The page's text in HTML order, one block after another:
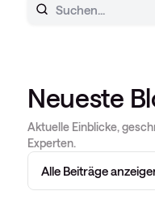
Neueste
Aktuelle Einblicke,
Experten.
Alle Beiträge